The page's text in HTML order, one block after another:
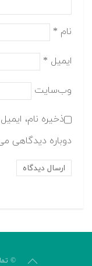
نام *
ایمیل *
وب‌سایت
ذخیره نام،
دوباره دیدگاهی
©